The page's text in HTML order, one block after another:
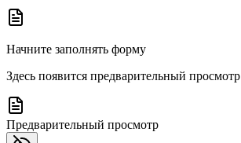
Начните заполнять форму
Здесь появится предварительный просмотр
Предварительный просмотр